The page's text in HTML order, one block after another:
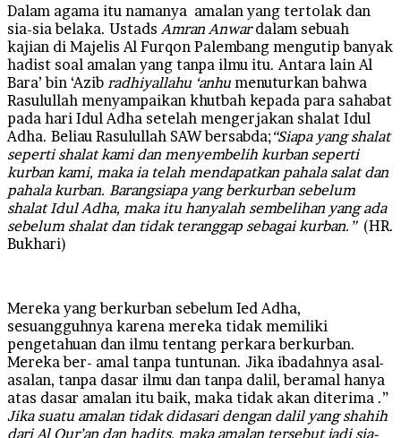
Dalam agama itu namanya amalan yang tertolak dan
sia-sia belaka. Ustads Amran Anwardalam sebuah
kajian di Majelis Al Furqon Palembang mengutip banyak
hadist soal amalan yang tanpa ilmu itu. Antara lain Al
Bara’ bin ‘Azib radhiyallahu ‘anhu menuturkan bahwa
Rasulullah menyampaikan khutbah kepada para sahabat
pada hari Idul Adha setelah mengerjakan shalat Idul
Adha. Beliau Rasulullah SAW bersabda; “Siapa yang shalat
seperti shalat kami dan menyembelih kurban seperti
kurban kami, maka ia telah mendapatkan pahala salat dan
pahala kurban. Barangsiapa yang berkurban sebelum
shalat Idul Adha, maka itu hanyalah sembelihan yang ada
sebelum shalat dan tidak teranggap sebagai kurban.” (HR.
Bukhari)
Mereka yang berkurban sebelum Ied Adha,
sesuangguhnya karena mereka tidak memiliki
pengetahuan dan ilmu tentang perkara berkurban.
Mereka ber- amal tanpa tuntunan. Jika ibadahnya asal-
asalan, tanpa dasar ilmu dan tanpa dalil, beramal hanya
atas dasar amalan itu baik, maka tidak akan diterima .”
Jika suatu amalan tidak didasari dengan dalil yang shahih
dari Al Qur’an dan hadits, maka amalan tersebut jadi sia-